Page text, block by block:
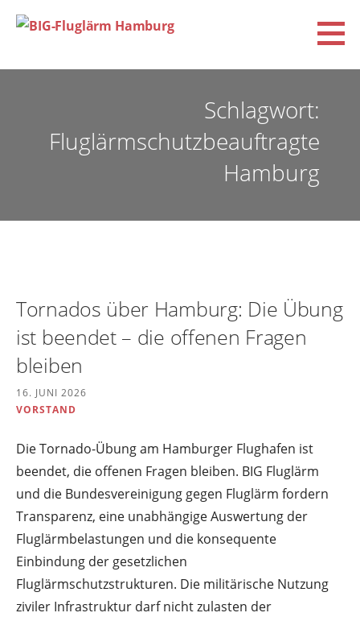
Zum
Inhalt
BIG-Fluglärm Hamburg
Schlagwort:
Fluglärmschutzbeauftragte
Hamburg
Tornados über Hamburg: Die Übung
ist beendet – die offenen Fragen
bleiben
16. JUNI 2026
VORSTAND
Die Tornado-Übung am Hamburger Flughafen ist
beendet, die offenen Fragen bleiben. BIG Fluglärm
und die Bundesvereinigung gegen Fluglärm fordern
Transparenz, eine unabhängige Auswertung der
Fluglärmbelastungen und die konsequente
Einbindung der gesetzlichen
Fluglärmschutzstrukturen. Die militärische Nutzung
ziviler Infrastruktur darf nicht zulasten der